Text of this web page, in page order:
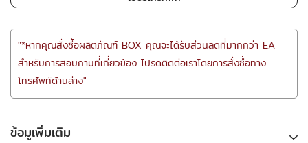
"*หากคุณสั่งซื้อผลิตภัณฑ์ BOX คุณจะได้รับส่วนลดที่มากกว่า EA
สำหรับการสอบถามที่เกี่ยวข้อง โปรดติดต่อเราโดยการสั่งซื้อทาง
โทรศัพท์ด้านล่าง"
ข้อมูเพิ่มเติม